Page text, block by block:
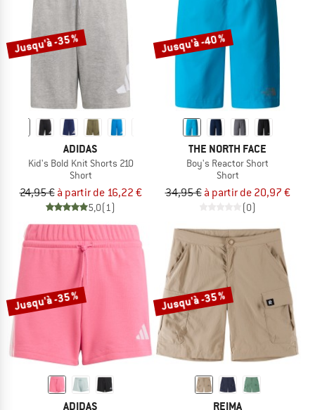
Jusqu'à -35 %
ADIDAS
Kid's Bold Knit Shorts 210
Short
24,95 € à partir de 16,22 €
5,0(1)
Jusqu'à -40 %
THE NORTH FACE
Boy's Reactor Short
Short
34,95 € à partir de 20,97 €
(0)
Jusqu'à -35 %
ADIDAS
Jusqu'à -35 %
REIMA